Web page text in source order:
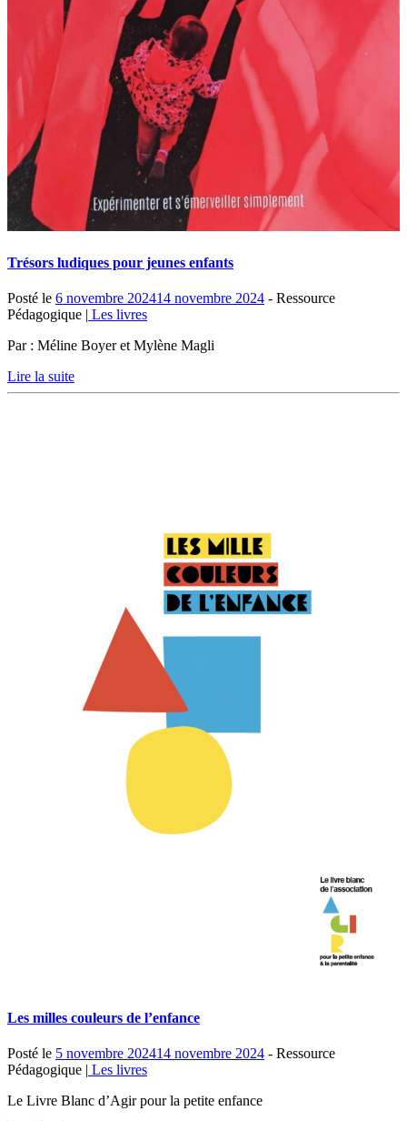
Trésors ludiques pour jeunes enfants
Posté le 6 novembre 202414 novembre 2024 - Ressource
Pédagogique | Les livres
Par : Méline Boyer et Mylène Magli
Lire la suite
Les milles couleurs de l’enfance
Posté le 5 novembre 202414 novembre 2024 - Ressource
Pédagogique | Les livres
Le Livre Blanc d’Agir pour la petite enfance